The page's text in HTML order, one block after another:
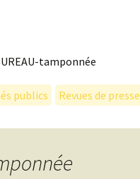
tamponnée
publics Revues de presse